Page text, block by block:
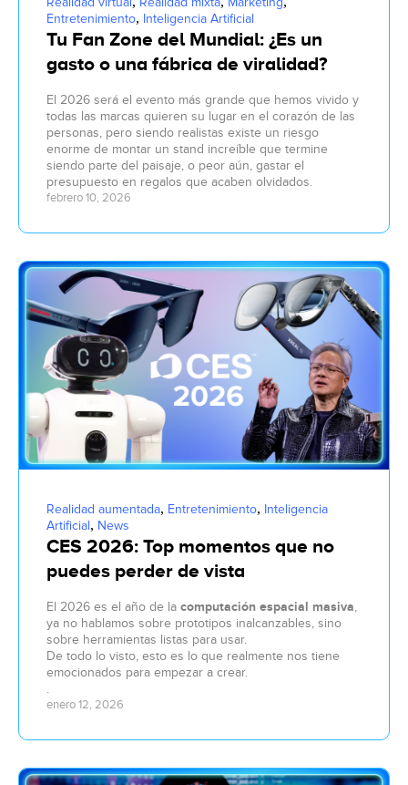
Entretenimiento, Inteligencia Artificial
Tu Fan Zone del Mundial: ¿Es un
gasto o una fábrica de viralidad?
El 2026 será el evento más grande que hemos vivido y
todas las marcas quieren su lugar en el corazón de las
personas, pero siendo realistas existe un riesgo
enorme de montar un stand increíble que termine
siendo parte del paisaje, o peor aún, gastar el
presupuesto en regalos que acaben olvidados.
febrero 10, 2026
Realidad aumentada, Entretenimiento, Inteligencia
Artificial, News
CES 2026: Top momentos que no
puedes perder de vista
El 2026 es el año de la computación espacial masiva,
ya no hablamos sobre prototipos inalcanzables, sino
sobre herramientas listas para usar.
De todo lo visto, esto es lo que realmente nos tiene
emocionados para empezar a crear.
.
enero 12, 2026